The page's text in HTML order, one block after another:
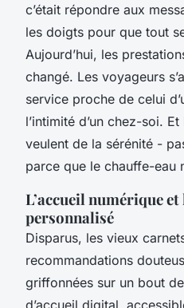
c’était répondre aux
les doigts pour que tout
Aujourd’hui, les
changé. Les voyageurs
service proche de celui
l’intimité d’un chez-soi.
veulent de la sérénité -
parce que le chauffe-eau
L’accueil numérique
personnalisé
Disparus, les vieux
recommandations
griffonnées sur un bout
d’accueil digital,